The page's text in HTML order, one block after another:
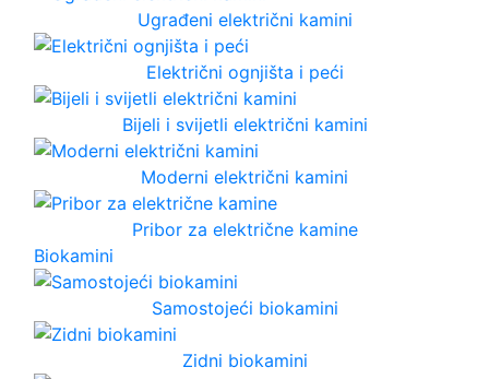
Ugrađeni električni kamini
Električni ognjišta i peći
Bijeli i svijetli električni kamini
Moderni električni kamini
Pribor za električne kamine
Biokamini
Samostojeći biokamini
Zidni biokamini